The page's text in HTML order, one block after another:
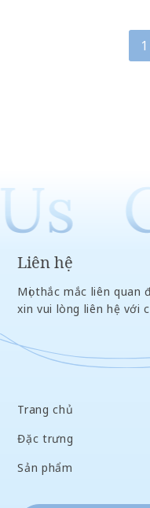
1
Liên hệ
Mọi thắc mắc liên quan
xin vui lòng liên hệ với
Trang chủ
Đặc trưng
Sản phẩm